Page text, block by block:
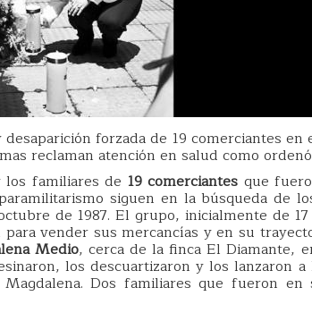
forzada de 19 comerciantes en
reclaman atención en salud como
familiares de 19 comerciantes que
siguen en la búsqueda de
de 1987. El grupo, inicialmente de
vender sus mercancías y en su
Medio, cerca de la finca El Diamante,
los descuartizaron y los lanzaron a
Dos familiares que fueron en